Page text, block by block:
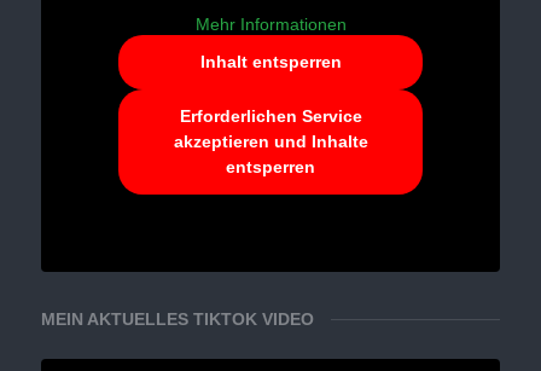
Mehr Informationen
Inhalt entsperren
Erforderlichen Service
akzeptieren und Inhalte
entsperren
MEIN AKTUELLES TIKTOK VIDEO